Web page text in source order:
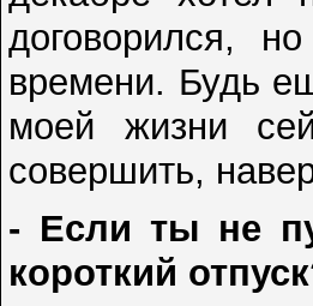
договорился,
времени. Будь
моей жизни
совершить,
- Если ты не
короткий